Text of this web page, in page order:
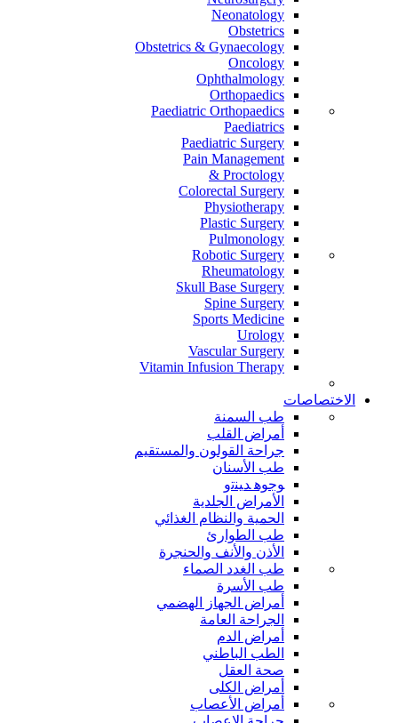
Neonatology
Obstetrics
Obstetrics & Gynaecology
Oncology
Ophthalmology
Orthopaedics
Paediatric Orthopaedics
Paediatrics
Paediatric Surgery
Pain Management
Proctology &
Colorectal Surgery
Physiotherapy
Plastic Surgery
Pulmonology
Robotic Surgery
Rheumatology
Skull Base Surgery
Spine Surgery
Sports Medicine
Urology
Vascular Surgery
Vitamin Infusion Therapy
الاختصاصات
طب السمنة
أمراض القلب
جراحة القولون والمستقيم
طب الأسنان
ﻮﺟﻮﻫ ﺪﻴﻨﺗﻭ
الأمراض الجلدية
الحمية والنظام الغذائي
طب الطوارئ
الأذن والأنف والحنجرة
طب الغدد الصماء
طب الأسرة
أمراض الجهاز الهضمي
الجراحة العامة
أمراض الدم
الطب الباطني
صحة العقل
أمراض الكلى
أمراض الأعصاب